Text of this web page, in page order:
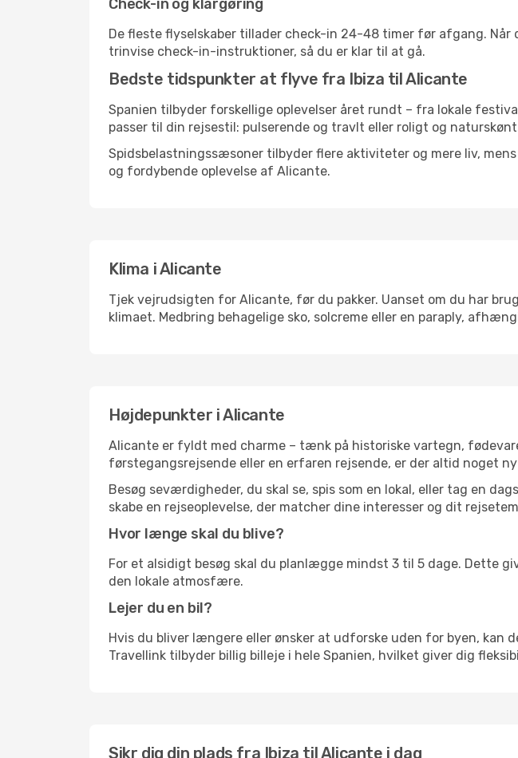
Check-in og klargøring
De fleste flyselskaber tillader check-in 24-48 timer før afgang. Når
trinvise check-in-instruktioner, så du er klar til at gå.
Bedste tidspunkter at flyve fra Ibiza til Alicante
Spanien tilbyder forskellige oplevelser året rundt – fra lokale
passer til din rejsestil: pulserende og travlt eller roligt og
Spidsbelastningssæsoner tilbyder flere aktiviteter og mere liv,
og fordybende oplevelse af Alicante.
Klima i Alicante
Tjek vejrudsigten for Alicante, før du pakker. Uanset om du har
klimaet. Medbring behagelige sko, solcreme eller en paraply,
Højdepunkter i Alicante
Alicante er fyldt med charme – tænk på historiske vartegn,
førstegangsrejsende eller en erfaren rejsende, er der altid noget
Besøg seværdigheder, du skal se, spis som en lokal, eller tag en
skabe en rejseoplevelse, der matcher dine interesser og dit
Hvor længe skal du blive?
For et alsidigt besøg skal du planlægge mindst 3 til 5 dage. Dette
den lokale atmosfære.
Lejer du en bil?
Hvis du bliver længere eller ønsker at udforske uden for byen, kan
Travellink tilbyder billig billeje i hele Spanien, hvilket giver dig
Sikr dig din plads fra Ibiza til Alicante i dag